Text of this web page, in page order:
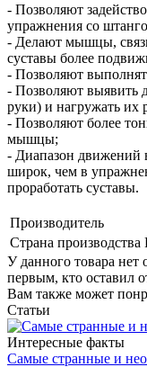
- Позволяют
упражнения со
- Делают мышцы,
суставы более
- Позволяют
- Позволяют выявить
руки) и нагружать их
- Позволяют более
мышцы;
- Диапазон движений
широк, чем в
проработать суставы.
Производитель
Страна производства
У данного товара нет
первым, кто оставил
Вам также может
Статьи
Интересные факты
Самые странные и